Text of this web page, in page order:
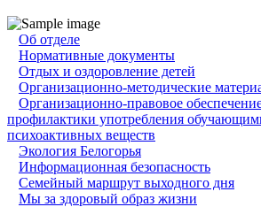
Об отделе
Нормативные документы
Отдых и оздоровление детей
Организационно-методические
Организационно-правовое
профилактики употребления
психоактивных веществ
Экология Белогорья
Информационная безопасность
Семейный маршрут выходного дня
Мы за здоровый образ жизни